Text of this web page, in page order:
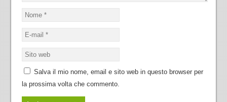
Salva il mio nome, email e sito web in questo browser per
la prossima volta che commento.